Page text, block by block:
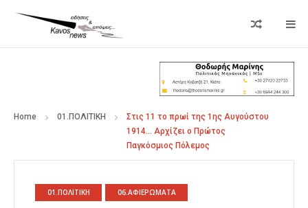
Home 01.ΠΟΛΙΤΙΚΗ
Στις 11 το πρωί της 1ης Αυγούστου
1914… Αρχίζει ο Πρώτος
Παγκόσμιος Πόλεμος
01.ΠΟΛΙΤΙΚΗ 06.ΑΦΙΕΡΩΜΑΤΑ